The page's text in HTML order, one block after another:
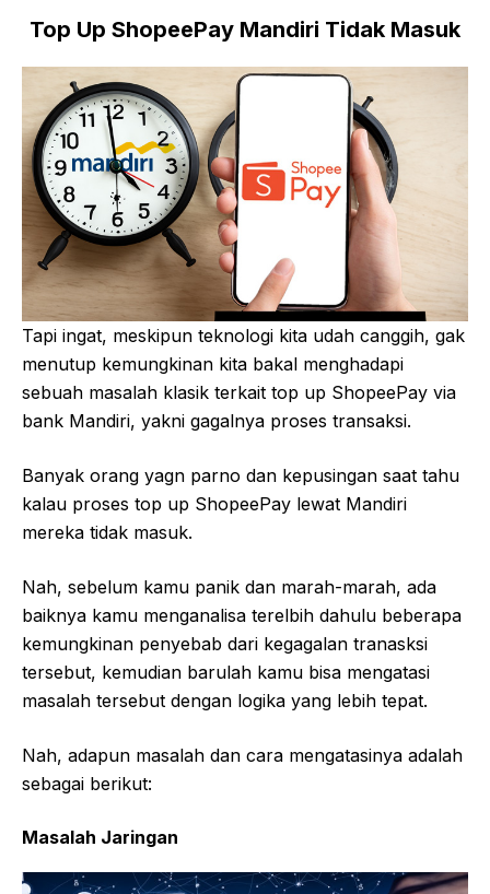
Top Up ShopeePay Mandiri Tidak Masuk
Tapi ingat, meskipun teknologi kita udah canggih, gak
menutup kemungkinan kita bakal menghadapi
sebuah masalah klasik terkait top up ShopeePay via
bank Mandiri, yakni gagalnya proses transaksi.
Banyak orang yagn parno dan kepusingan saat tahu
kalau proses top up ShopeePay lewat Mandiri
mereka tidak masuk.
Nah, sebelum kamu panik dan marah-marah, ada
baiknya kamu menganalisa terelbih dahulu beberapa
kemungkinan penyebab dari kegagalan tranasksi
tersebut, kemudian barulah kamu bisa mengatasi
masalah tersebut dengan logika yang lebih tepat.
Nah, adapun masalah dan cara mengatasinya adalah
sebagai berikut:
Masalah Jaringan